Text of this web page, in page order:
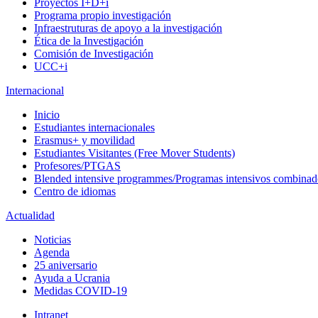
Proyectos I+D+i
Programa propio investigación
Infraestruturas de apoyo a la investigación
Ética de la Investigación
Comisión de Investigación
UCC+i
Internacional
Inicio
Estudiantes internacionales
Erasmus+ y movilidad
Estudiantes Visitantes (Free Mover Students)
Profesores/PTGAS
Blended intensive programmes/Programas intensivos
Centro de idiomas
Actualidad
Noticias
Agenda
25 aniversario
Ayuda a Ucrania
Medidas COVID-19
Intranet